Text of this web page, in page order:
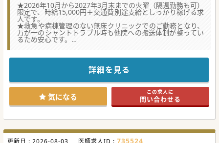
★2026年10月から2027年3月末までの火曜（隔週勤務も可）
限定で、時給15,000円＋交通費別途支給としっかり稼げる求
人です。
★救急や病棟管理のない無床クリニックでのご勤務となり、
万が一のシャントトラブル時も他院への搬送体制が整ってい
るため安心です。
★早く業務が終了した際はそのままご帰宅が可能で、最寄り
詳細を見る
気になる この求人に
問い合わせる
735524